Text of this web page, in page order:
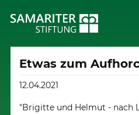
Etwas zum
12.04.2021
"Brigitte und Helmut - nach